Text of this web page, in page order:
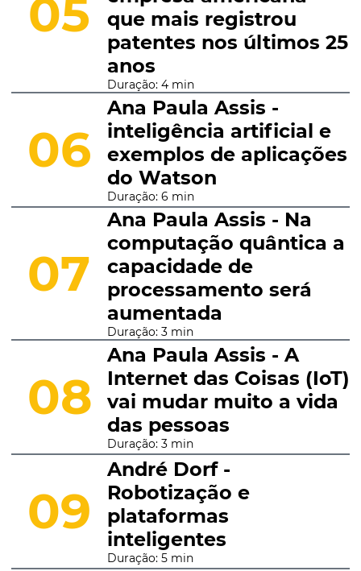
05
que mais registrou
patentes nos últimos 25
anos
Duração: 4 min
06
Ana Paula Assis -
inteligência artificial e
exemplos de aplicações
do Watson
Duração: 6 min
07
Ana Paula Assis - Na
computação quântica a
capacidade de
processamento será
aumentada
Duração: 3 min
08
Ana Paula Assis - A
Internet das Coisas (IoT)
vai mudar muito a vida
das pessoas
Duração: 3 min
09
André Dorf -
Robotização e
plataformas
inteligentes
Duração: 5 min